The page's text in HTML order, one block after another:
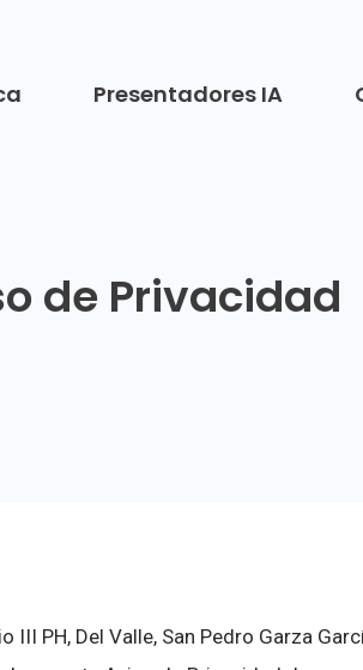
Presentadores IA
de Privacidad
PH, Del Valle, San Pedro Garza